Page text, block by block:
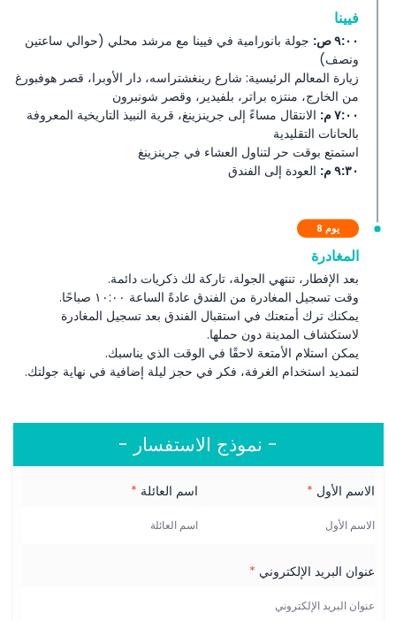
فيينا
٩:٠٠ ص:
جولة بانورامية في فيينا مع مرشد محلي (حوالي ساعتين
ونصف)
زيارة المعالم الرئيسية: شارع رينغشتراسه، دار الأوبرا، قصر هوفبورغ
من الخارج، منتزه براتر، بلفيدير، وقصر شونبرون
٧:٠٠ م:
الانتقال مساءً إلى جرينزينغ، قرية النبيذ التاريخية المعروفة
بالحانات التقليدية
استمتع بوقت حر لتناول العشاء في جرينزينغ
٩:٣٠ م:
العودة إلى الفندق
يوم 8
المغادرة
بعد الإفطار، تنتهي الجولة، تاركة لك ذكريات دائمة.
وقت تسجيل المغادرة من الفندق عادةً الساعة ١٠:٠٠ صباحًا.
يمكنك ترك أمتعتك في استقبال الفندق بعد تسجيل المغادرة
لاستكشاف المدينة دون حملها.
يمكن استلام الأمتعة لاحقًا في الوقت الذي يناسبك.
لتمديد استخدام الغرفة، فكر في حجز ليلة إضافية في نهاية جولتك.
- نموذج الاستفسار -
الاسم الأول * اسم العائلة *
عنوان البريد الإلكتروني *